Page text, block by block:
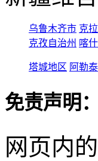
乌鲁木齐市 克
克孜自治州 喀
塔城地区 阿勒
免责声明：
网页内